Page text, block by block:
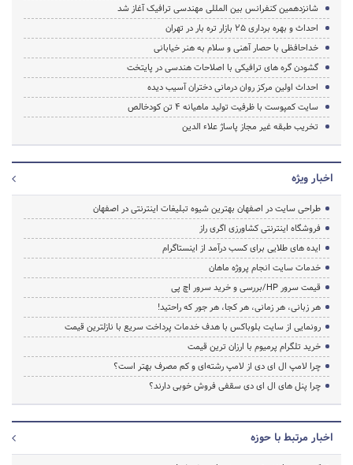
شانزدهمین کنفرانس بین المللی مهندسی ترافیک آغاز شد
احداث و بهره برداری 25 بازار تره بار در تهران
خداحافظی با حصار آهنی و سلام به هنر خیابانی
گشودن گره های ترافیکی با اصلاحات هندسی در پایتخت
احداث اولین مرکز روان درمانی دختران آسیب دیده
سایت کمپوست با ظرفیت تولید ماهیانه 4 تن کودخالص
تخریب طبقه غیر مجاز پاساژ علاء الدین
اخبار ویژه
طراحی سایت در اصفهان بهترین شیوه تبلیغات اینترنتی در اصفهان
فروشگاه اینترنتی کشاورزی اگری راز
ایده های طلایی برای کسب درآمد از اینستاگرام
خدمات سایت انجام پروژه ماهان
قیمت سرور HP/بررسی و خرید سرور اچ پی
هر زبانی، هر زمانی، هر کجا، هر جور که راحتید!
رونمایی از سایت بلوباکس با هدف خدمات پرداخت سریع با نازلترین قیمت
خرید تلگرام پرمیوم با ارزان ترین قیمت
چرا لامپ ال ای دی از لامپ رشته‌ای و کم مصرف بهتر است؟
چرا پنل های ال ای دی سقفی فروش خوبی دارند؟
اخبار مرتبط با حوزه